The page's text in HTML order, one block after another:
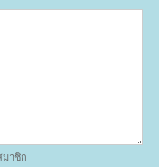
มาชิก